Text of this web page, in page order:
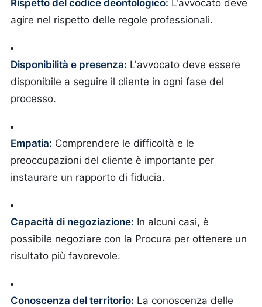
Rispetto del codice deontologico: L'avvocato deve
agire nel rispetto delle regole professionali.
Disponibilità e presenza: L'avvocato deve essere
disponibile a seguire il cliente in ogni fase del
processo.
Empatia: Comprendere le difficoltà e le
preoccupazioni del cliente è importante per
instaurare un rapporto di fiducia.
Capacità di negoziazione: In alcuni casi, è
possibile negoziare con la Procura per ottenere un
risultato più favorevole.
Conoscenza del territorio: La conoscenza delle